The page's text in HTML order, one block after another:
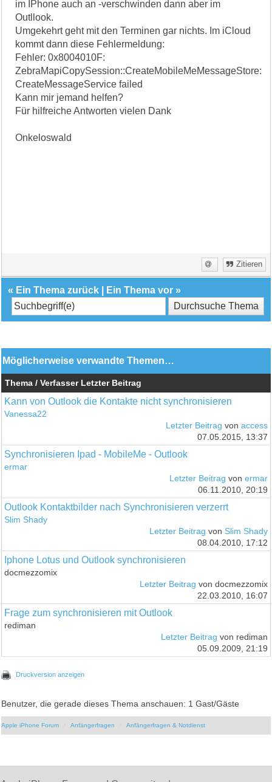
im IPhone auch an -verschwinden dann aber im
Outllook.
Umgekehrt geht mit den Terminen gar nichts. Im iCloud
kommt dann diese Fehlermeldung:
Fehler: 0x8004010F:
ZebraMapiCopySession::CreateMobileMeMessageStore:
CreateMessageService failed
Kann mir jemand helfen?
Für hilfreiche Antworten vielen Dank
Onkeloswald
Zitieren
« Ein Thema zurück Ein Thema vor »
Möglicherweise verwandte Themen…
Thema / Verfasser Letzter Beitrag
Kann von Outlook die Kontakte nicht synchronisieren
Vanessa22
Letzter Beitrag von access
07.05.2015, 13:37
Synchronisieren Ipad - MobileMe - Outlook
ermar
Letzter Beitrag von ermar
06.11.2010, 20:19
Outlook Kontaktbilder nach Synchronisieren verzerrt
Slim Shady
Letzter Beitrag von Slim Shady
08.04.2010, 17:12
Iphone Lotus und Outlook synchronisieren
docmezzomix
Letzter Beitrag von docmezzomix
22.03.2010, 16:07
Frage zum synchronisieren mit Outlook
rediman
Letzter Beitrag von rediman
05.09.2009, 21:19
Druckversion anzeigen
Benutzer, die gerade dieses Thema anschauen: 1 Gast/Gäste
Apple iPhone Forum Anfängerfragen Anfängerfragen & Notdienst